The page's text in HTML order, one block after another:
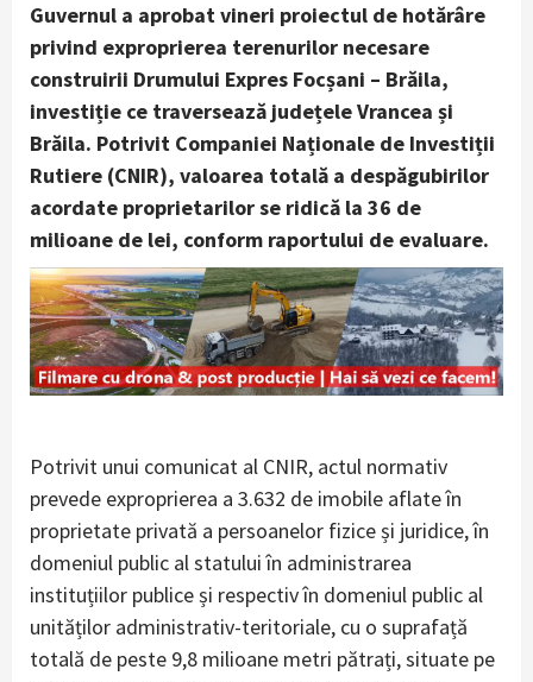
Guvernul a aprobat vineri proiectul de hotărâre
privind exproprierea terenurilor necesare
construirii Drumului Expres Focșani – Brăila,
investiție ce traversează județele Vrancea și
Brăila. Potrivit Companiei Naționale de Investiții
Rutiere (CNIR), valoarea totală a despăgubirilor
acordate proprietarilor se ridică la 36 de
milioane de lei, conform raportului de evaluare.
Potrivit unui comunicat al CNIR, actul normativ
prevede exproprierea a 3.632 de imobile aflate în
proprietate privată a persoanelor fizice și juridice, în
domeniul public al statului în administrarea
instituțiilor publice și respectiv în domeniul public al
unităților administrativ-teritoriale, cu o suprafață
totală de peste 9,8 milioane metri pătrați, situate pe